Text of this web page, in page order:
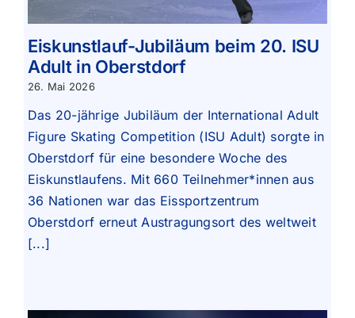
Eiskunstlauf-Jubiläum beim 20. ISU
Adult in Oberstdorf
26. Mai 2026
Das 20-jährige Jubiläum der International Adult
Figure Skating Competition (ISU Adult) sorgte in
Oberstdorf für eine besondere Woche des
Eiskunstlaufens. Mit 660 Teilnehmer*innen aus
36 Nationen war das Eissportzentrum
Oberstdorf erneut Austragungsort des weltweit
[...]